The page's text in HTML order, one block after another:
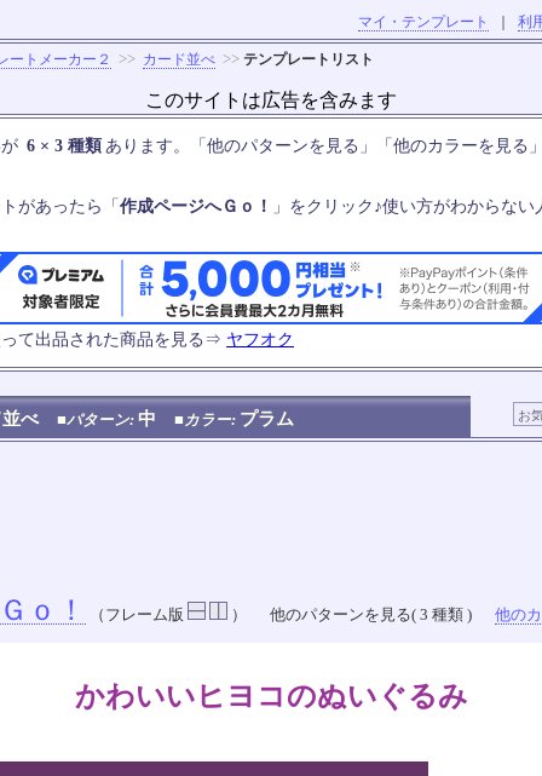
マイ・テンプレート 利
ートメーカー２ >> カード並べ >> テンプレートリスト
このサイトは広告を含みます
6 × 3 種類 あります。「他のパターンを見る」「他のカラーを見る
があったら「 作成ページへＧｏ！ 」をクリック♪使い方がわからない
て出品された商品を見る⇒ ヤフオク
並べ ■パターン: 中 ■カラー: プラム
ｏ！ （フレーム版 ） 他のパターンを見る( 3 種類 ) 他の
かわいいヒヨコのぬいぐるみ